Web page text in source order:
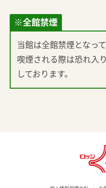
※全館禁煙
当館は全館禁煙となって
喫煙される際は恐れ入
しております。